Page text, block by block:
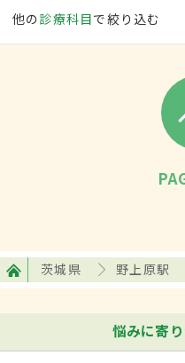
他の 診療科目で絞り込む
茨城県 野上原駅
悩みに寄